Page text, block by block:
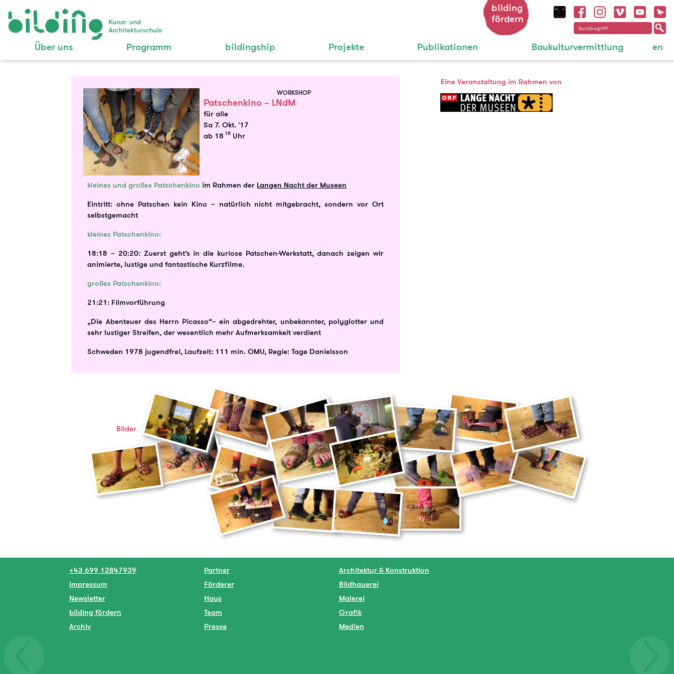
Über uns Programm bildingship Projekte Publikationen Baukulturvermittlung en
bilding
fördern
WORKSHOP
Patschenkino – LNdM
für alle
Sa 7. Okt. '17
ab 18 18 Uhr
kleines und großes Patschenkino im Rahmen der Langen Nacht der Museen
Eintritt: ohne Patschen kein Kino – natürlich nicht mitgebracht, sondern vor Ort
selbstgemacht
kleines Patschenkino:
18:18 – 20:20: Zuerst geht’s in die kuriose Patschen-Werkstatt, danach zeigen wir
animierte, lustige und fantastische Kurzfilme.
großes Patschenkino:
21:21: Filmvorführung
„Die Abenteuer des Herrn Picasso“– ein abgedrehter, unbekannter, polyglotter und
sehr lustiger Streifen, der wesentlich mehr Aufmerksamkeit verdient
Schweden 1978 jugendfrei, Laufzeit: 111 min. OMU, Regie: Tage Danielsson
Eine Veranstaltung im Rahmen von
Bilder
+43 699 12847939
Impressum
Newsletter
bilding fördern
Archiv
Partner
Förderer
Haus
Team
Presse
Architektur & Konstruktion
Bildhauerei
Malerei
Grafik
Medien